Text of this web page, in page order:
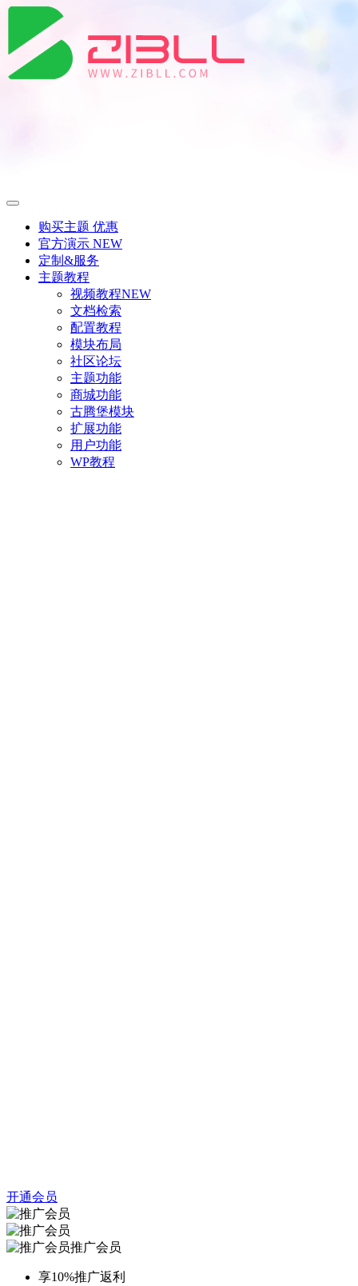
购买主题 优惠
官方演示 NEW
定制&服务
主题教程
视频教程NEW
文档检索
配置教程
模块布局
社区论坛
主题功能
商城功能
古腾堡模块
扩展功能
用户功能
WP教程
开通会员
推广会员
享10%推广返利